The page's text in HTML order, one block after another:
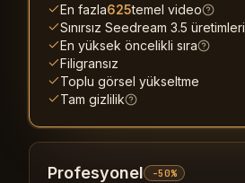
Profesyonel -50%
En fazla625temel video
Sınırsız Seedream 3.5 üretimleri
En yüksek öncelikli sıra
Filigransız
Toplu görsel yükseltme
Tam gizlilik